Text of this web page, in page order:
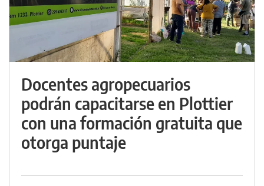
Docentes agropecuarios
podrán capacitarse en Plottier
con una formación gratuita que
otorga puntaje